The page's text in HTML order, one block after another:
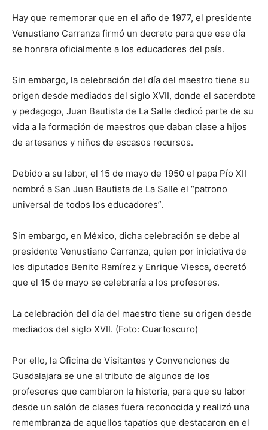
Hay que rememorar que en el año de 1977, el presidente
Venustiano Carranza firmó un decreto para que ese día
se honrara oficialmente a los educadores del país.
Sin embargo, la celebración del día del maestro tiene su
origen desde mediados del siglo XVII, donde el sacerdote
y pedagogo, Juan Bautista de La Salle dedicó parte de su
vida a la formación de maestros que daban clase a hijos
de artesanos y niños de escasos recursos.
Debido a su labor, el 15 de mayo de 1950 el papa Pío XII
nombró a San Juan Bautista de La Salle el “patrono
universal de todos los educadores”.
Sin embargo, en México, dicha celebración se debe al
presidente Venustiano Carranza, quien por iniciativa de
los diputados Benito Ramírez y Enrique Viesca, decretó
que el 15 de mayo se celebraría a los profesores.
La celebración del día del maestro tiene su origen desde
mediados del siglo XVII. (Foto: Cuartoscuro)
Por ello, la Oficina de Visitantes y Convenciones de
Guadalajara se une al tributo de algunos de los
profesores que cambiaron la historia, para que su labor
desde un salón de clases fuera reconocida y realizó una
remembranza de aquellos tapatíos que destacaron en el